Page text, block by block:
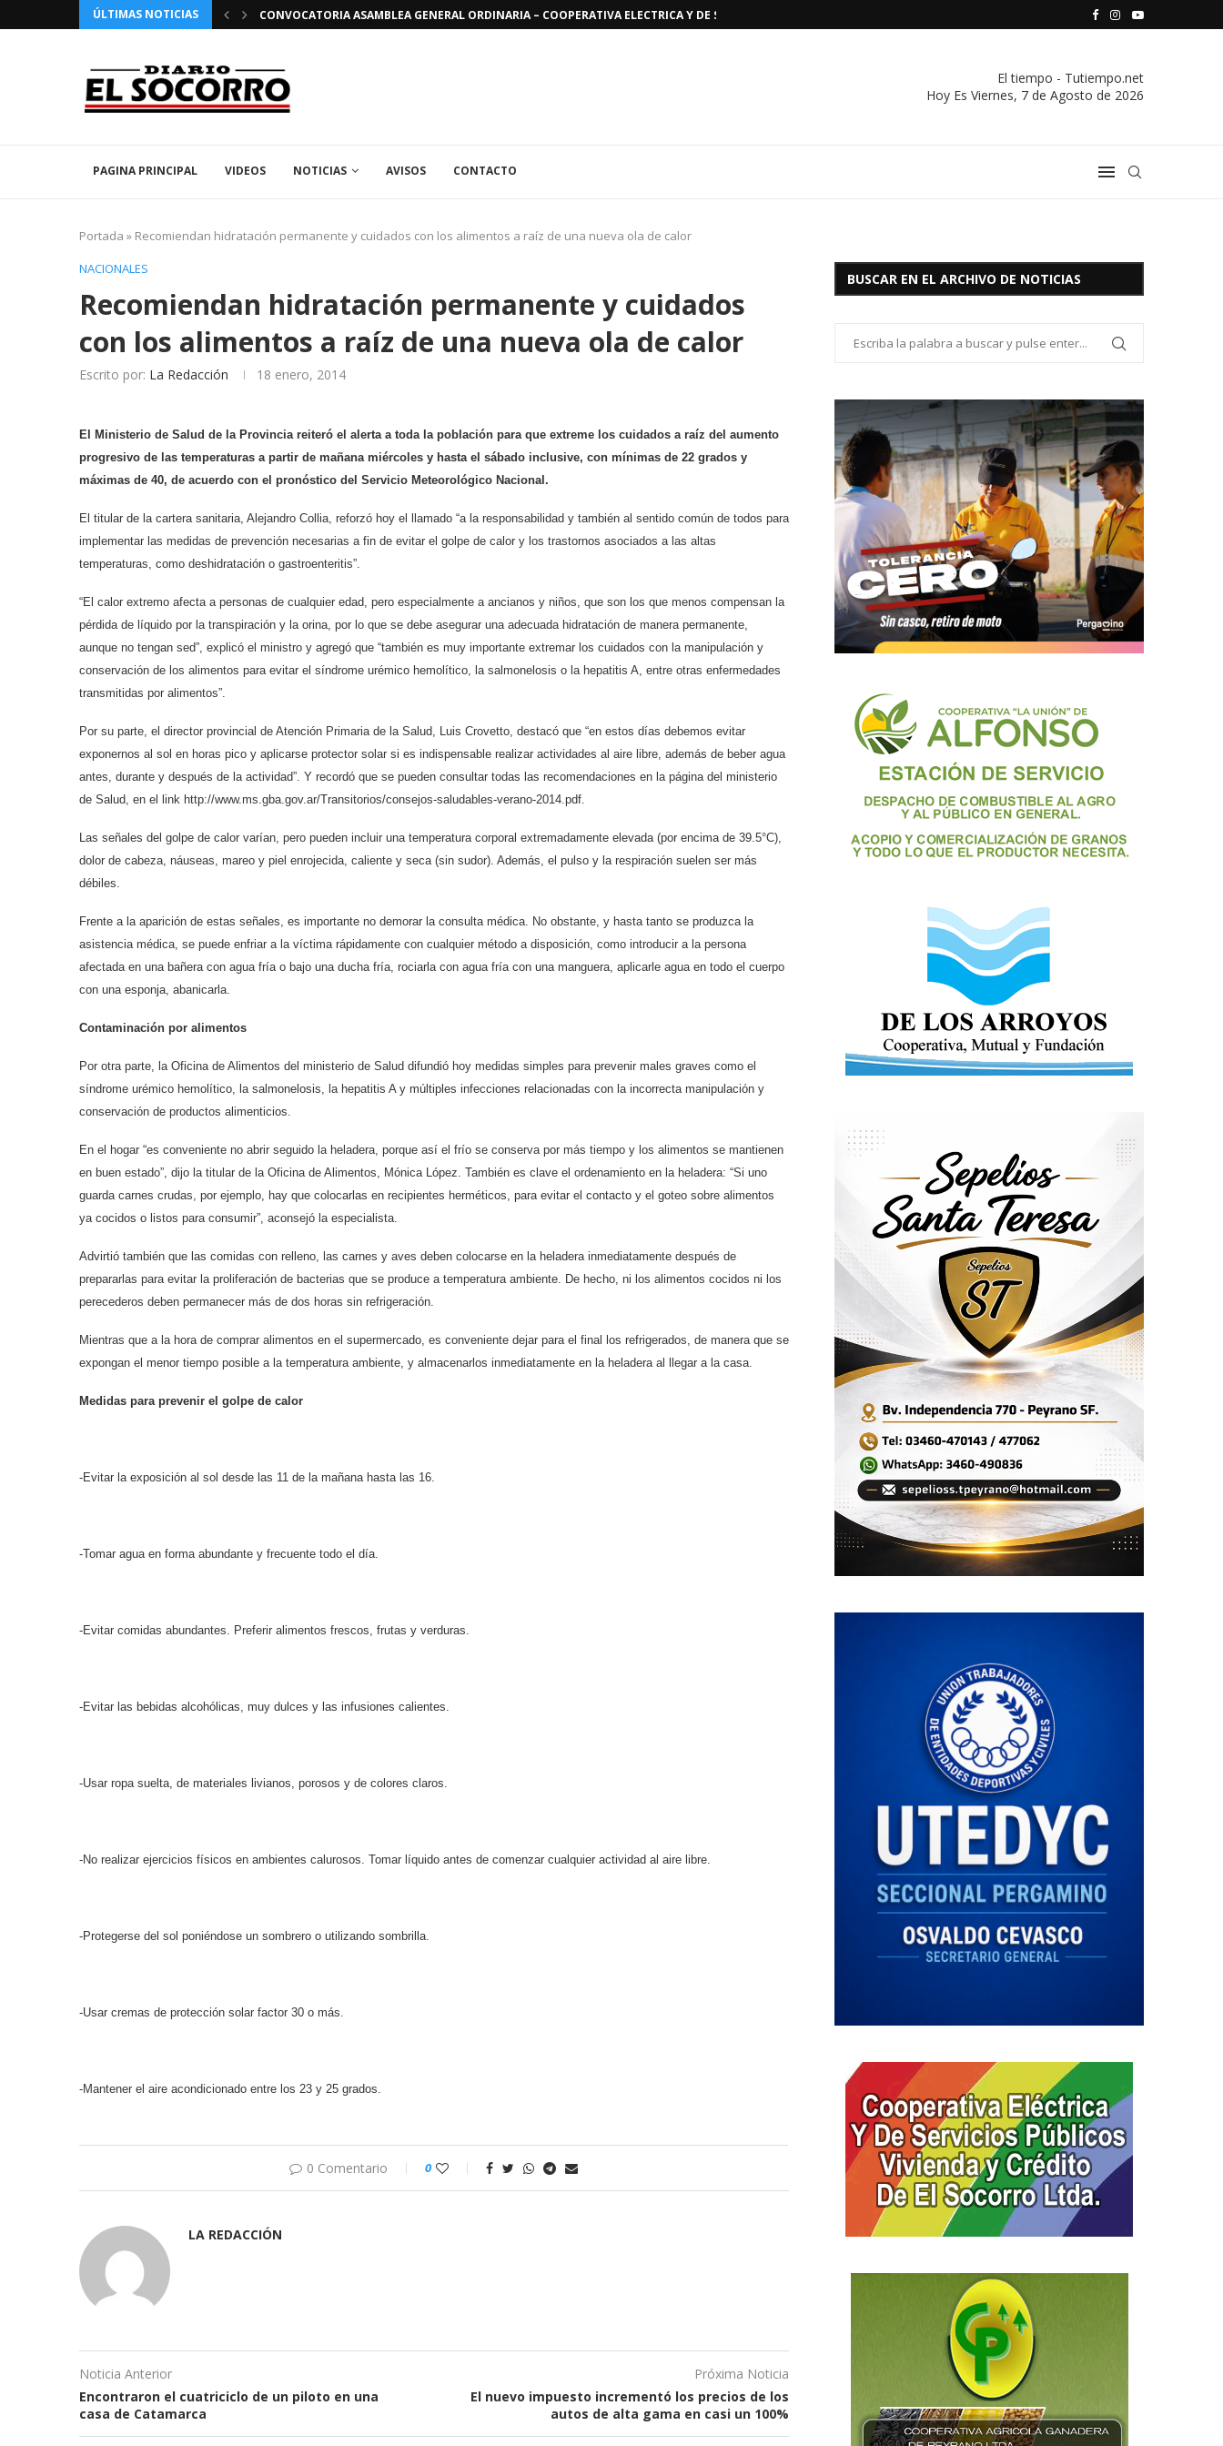
ÚLTIMAS NOTICIAS
PATRONALES 2026 EN EL SOCORRO CONVOCATORIA ASAMBLEA GENERAL ORDINARIA – COOPERATIVA ELECTRICA Y DE SERVICIOS PUBLICOS VIVIENDA Y CREDITO DE EL SOCORRO LTDA.
COMUNICADO IMPORTANTE DE LA COOPERATIVA
El tiempo - Tutiempo.net
Hoy Es Viernes, 7 de Agosto de 2026
PAGINA PRINCIPAL VIDEOS NOTICIAS AVISOS CONTACTO
Portada » Recomiendan hidratación permanente y cuidados con los alimentos a raíz de una nueva ola de calor
NACIONALES
Recomiendan hidratación permanente y cuidados
con los alimentos a raíz de una nueva ola de calor
Escrito por: La Redacción 18 enero, 2014
El Ministerio de Salud de la Provincia reiteró el alerta a toda la población para que extreme los cuidados a raíz del aumento
progresivo de las temperaturas a partir de mañana miércoles y hasta el sábado inclusive, con mínimas de 22 grados y
máximas de 40, de acuerdo con el pronóstico del Servicio Meteorológico Nacional.
El titular de la cartera sanitaria, Alejandro Collia, reforzó hoy el llamado “a la responsabilidad y también al sentido común de todos para
implementar las medidas de prevención necesarias a fin de evitar el golpe de calor y los trastornos asociados a las altas
temperaturas, como deshidratación o gastroenteritis”.
“El calor extremo afecta a personas de cualquier edad, pero especialmente a ancianos y niños, que son los que menos compensan la
pérdida de líquido por la transpiración y la orina, por lo que se debe asegurar una adecuada hidratación de manera permanente,
aunque no tengan sed”, explicó el ministro y agregó que “también es muy importante extremar los cuidados con la manipulación y
conservación de los alimentos para evitar el síndrome urémico hemolítico, la salmonelosis o la hepatitis A, entre otras enfermedades
transmitidas por alimentos”.
Por su parte, el director provincial de Atención Primaria de la Salud, Luis Crovetto, destacó que “en estos días debemos evitar
exponernos al sol en horas pico y aplicarse protector solar si es indispensable realizar actividades al aire libre, además de beber agua
antes, durante y después de la actividad”. Y recordó que se pueden consultar todas las recomendaciones en la página del ministerio
de Salud, en el link http://www.ms.gba.gov.ar/Transitorios/consejos-saludables-verano-2014.pdf.
Las señales del golpe de calor varían, pero pueden incluir una temperatura corporal extremadamente elevada (por encima de 39.5°C),
dolor de cabeza, náuseas, mareo y piel enrojecida, caliente y seca (sin sudor). Además, el pulso y la respiración suelen ser más
débiles.
Frente a la aparición de estas señales, es importante no demorar la consulta médica. No obstante, y hasta tanto se produzca la
asistencia médica, se puede enfriar a la víctima rápidamente con cualquier método a disposición, como introducir a la persona
afectada en una bañera con agua fría o bajo una ducha fría, rociarla con agua fría con una manguera, aplicarle agua en todo el cuerpo
con una esponja, abanicarla.
Contaminación por alimentos
Por otra parte, la Oficina de Alimentos del ministerio de Salud difundió hoy medidas simples para prevenir males graves como el
síndrome urémico hemolítico, la salmonelosis, la hepatitis A y múltiples infecciones relacionadas con la incorrecta manipulación y
conservación de productos alimenticios.
En el hogar “es conveniente no abrir seguido la heladera, porque así el frío se conserva por más tiempo y los alimentos se mantienen
en buen estado”, dijo la titular de la Oficina de Alimentos, Mónica López. También es clave el ordenamiento en la heladera: “Si uno
guarda carnes crudas, por ejemplo, hay que colocarlas en recipientes herméticos, para evitar el contacto y el goteo sobre alimentos
ya cocidos o listos para consumir”, aconsejó la especialista.
Advirtió también que las comidas con relleno, las carnes y aves deben colocarse en la heladera inmediatamente después de
prepararlas para evitar la proliferación de bacterias que se produce a temperatura ambiente. De hecho, ni los alimentos cocidos ni los
perecederos deben permanecer más de dos horas sin refrigeración.
Mientras que a la hora de comprar alimentos en el supermercado, es conveniente dejar para el final los refrigerados, de manera que se
expongan el menor tiempo posible a la temperatura ambiente, y almacenarlos inmediatamente en la heladera al llegar a la casa.
Medidas para prevenir el golpe de calor
-Evitar la exposición al sol desde las 11 de la mañana hasta las 16.
-Tomar agua en forma abundante y frecuente todo el día.
-Evitar comidas abundantes. Preferir alimentos frescos, frutas y verduras.
-Evitar las bebidas alcohólicas, muy dulces y las infusiones calientes.
-Usar ropa suelta, de materiales livianos, porosos y de colores claros.
-No realizar ejercicios físicos en ambientes calurosos. Tomar líquido antes de comenzar cualquier actividad al aire libre.
-Protegerse del sol poniéndose un sombrero o utilizando sombrilla.
-Usar cremas de protección solar factor 30 o más.
-Mantener el aire acondicionado entre los 23 y 25 grados.
0 Comentario 0
LA REDACCIÓN
Noticia Anterior
Encontraron el cuatriciclo de un piloto en una
casa de Catamarca
Próxima Noticia
El nuevo impuesto incrementó los precios de los
autos de alta gama en casi un 100%
BUSCAR EN EL ARCHIVO DE NOTICIAS